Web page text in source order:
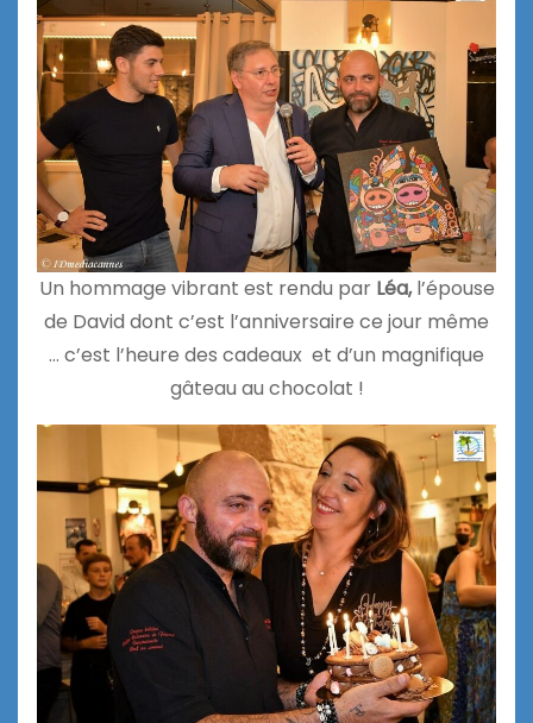
Un hommage vibrant est rendu par Léa,l’épouse
de David dont c’est l’anniversaire ce jour même
… c’est l’heure des cadeaux et d’un magnifique
gâteau au chocolat !